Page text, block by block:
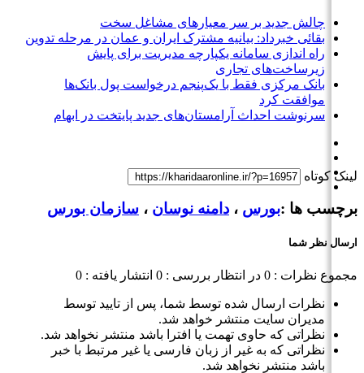
چالش جدید بر سر معیارهای مشاغل سخت
بقائی خبرداد: بیانیه مشترک ایران و عمان در مرحله تدوین
راه اندازی سامانه یکپارچه مدیریت برای پایش
زیرساخت‌های تجاری
بانک مرکزی فقط با یک‌‎پنجم درخواست پول بانک‌ها
موافقت کرد
سرنوشت احداث آرامستان‌های جدید پایتخت در ابهام
لینک کوتاه
برچسب ها :بورس ، دامنه نوسان ، سازمان بورس
ارسال نظر شما
مجموع نظرات : 0 در انتظار بررسی : 0 انتشار یافته : 0
نظرات ارسال شده توسط شما، پس از تایید توسط
مدیران سایت منتشر خواهد شد.
نظراتی که حاوی تهمت یا افترا باشد منتشر نخواهد شد.
نظراتی که به غیر از زبان فارسی یا غیر مرتبط با خبر
باشد منتشر نخواهد شد.